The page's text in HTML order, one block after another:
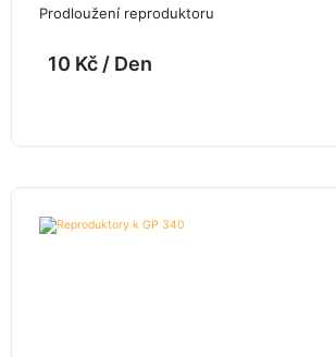
Prodloužení reproduktoru
10 Kč / Den